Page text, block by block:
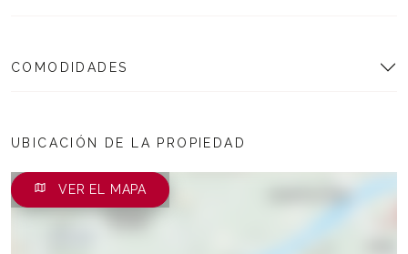
COMODIDADES
UBICACIÓN DE LA PROPIEDAD
VER EL MAPA